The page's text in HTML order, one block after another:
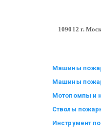
109012 г.
Машины
Машины
Мотопомпы и
Стволы
Инструмент